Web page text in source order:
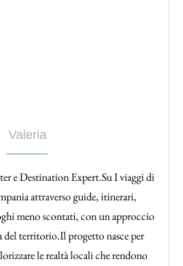
Valeria
e Destination Expert.Su I viaggi di
attraverso guide, itinerari,
meno scontati, con un approccio
del territorio.Il progetto nasce per
le realtà locali che rendono